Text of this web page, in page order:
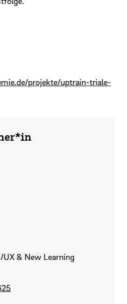
projekte/uptrain-triale-
UX & New Learning